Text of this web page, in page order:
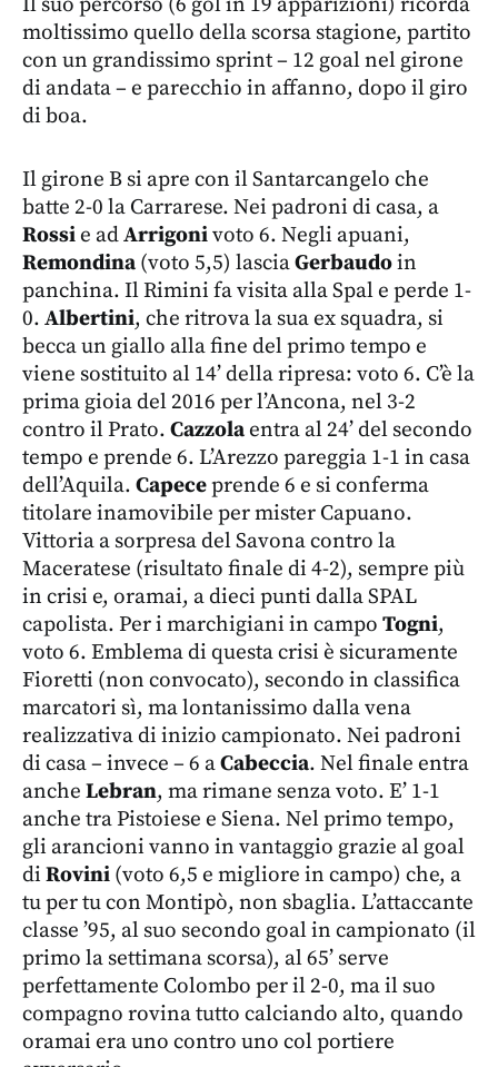
moltissimo quello della scorsa stagione, partito
con un grandissimo sprint – 12 goal nel girone
di andata – e parecchio in affanno, dopo il giro
di boa.
Il girone B si apre con il Santarcangelo che
batte 2-0 la Carrarese. Nei padroni di casa, a
Rossie adArrigonivoto 6. Negli apuani,
Remondina (voto 5,5) lasciaGerbaudoin
panchina. Il Rimini fa visita alla Spal e perde 1-
0. Albertini, che ritrova la sua ex squadra, si
becca un giallo alla fine del primo tempo e
viene sostituito al 14’ della ripresa: voto 6. C’è la
prima gioia del 2016 per l’Ancona, nel 3-2
contro il Prato. Cazzolaentra al 24’ del secondo
tempo e prende 6. L’Arezzo pareggia 1-1 in casa
dell’Aquila. Capeceprende 6 e si conferma
titolare inamovibile per mister Capuano.
Vittoria a sorpresa del Savona contro la
Maceratese (risultato finale di 4-2), sempre più
in crisi e, oramai, a dieci punti dalla SPAL
capolista. Per i marchigiani in campo Togni,
voto 6. Emblema di questa crisi è sicuramente
Fioretti (non convocato), secondo in classifica
marcatori sì, ma lontanissimo dalla vena
realizzativa di inizio campionato. Nei padroni
di casa – invece – 6 aCabeccia. Nel finale entra
anche Lebran, ma rimane senza voto. E’ 1-1
anche tra Pistoiese e Siena. Nel primo tempo,
gli arancioni vanno in vantaggio grazie al goal
di Rovini (voto 6,5 e migliore in campo) che, a
tu per tu con Montipò, non sbaglia. L’attaccante
classe ’95, al suo secondo goal in campionato (il
primo la settimana scorsa), al 65’ serve
perfettamente Colombo per il 2-0, ma il suo
compagno rovina tutto calciando alto, quando
oramai era uno contro uno col portiere